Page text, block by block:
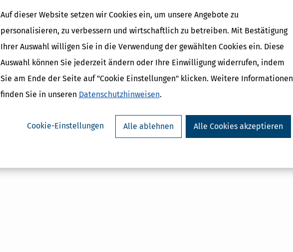
Auf dieser Website setzen wir Cookies ein, um unsere Angebote zu
personalisieren, zu verbessern und wirtschaftlich zu betreiben. Mit Bestätigung
Ihrer Auswahl willigen Sie in die Verwendung der gewählten Cookies ein. Diese
Auswahl können Sie jederzeit ändern oder Ihre Einwilligung widerrufen, indem
Sie am Ende der Seite auf "Cookie Einstellungen" klicken. Weitere Informationen
finden Sie in unseren Datenschutzhinweisen.
Cookie-Einstellungen Alle ablehnen Alle Cookies akzeptieren
Krankenversicherung